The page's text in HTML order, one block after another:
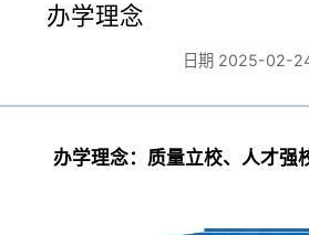
学校简介
历史沿革
教育教学
科学研究
办学理念
日期 2025-02-
办学理念：质量立校、人才强